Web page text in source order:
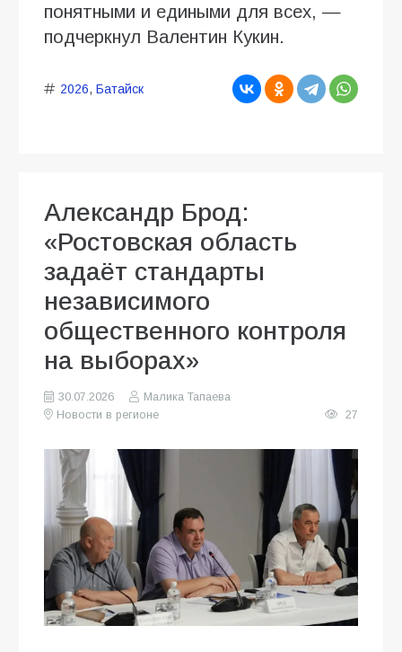
понятными и едиными для всех, —
подчеркнул Валентин Кукин.
2026, Батайск
Александр Брод:
«Ростовская область
задаёт стандарты
независимого
общественного контроля
на выборах»
30.07.2026
Малика Тапаева
Новости в регионе
27